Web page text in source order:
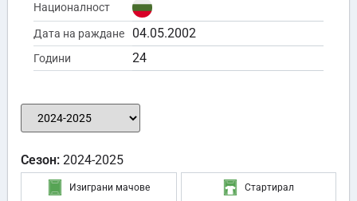
Националност
Дата на раждане 04.05.2002
Години 24
Сезон: 2024-2025
Изиграни мачове Стартирал